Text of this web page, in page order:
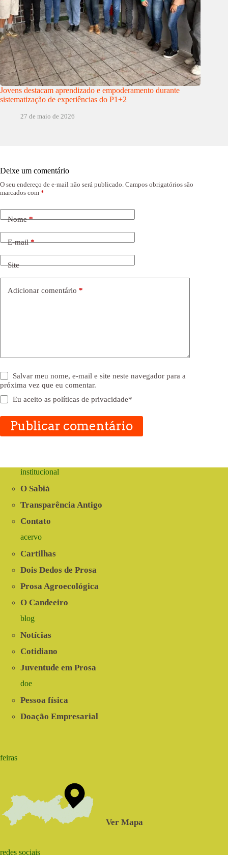
Jovens destacam aprendizado e empoderamento durante
sistematização de experiências do P1+2
27 de maio de 2026
Deixe um comentário
O seu endereço de e-mail não será publicado. Campos obrigatórios são
marcados com *
Nome*
E-mail*
Site
Adicionar comentário *
Salvar meu nome, e-mail e site neste navegador para a
próxima vez que eu comentar.
Eu aceito aspolíticas de privacidade*
Publicar comentário
institucional
O Sabiá
Transparência Antigo
Contato
acervo
Cartilhas
Dois Dedos de Prosa
Prosa Agroecológica
O Candeeiro
blog
Notícias
Cotidiano
Juventude em Prosa
doe
Pessoa física
Doação Empresarial
feiras
Ver Mapa
redes sociais